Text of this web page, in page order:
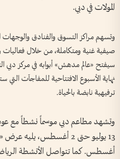
المولات في دبي.
وتسهم مراكز التسوق والفنادق والوجهات
صيفية غنية ومتكاملة، من خلال فعاليات
سيفتح «عالم مدهش» أبوابه في مركز دبي
نهاية الأسبوع الافتتاحية للمفاجآت
ترفيهية نابضة بالحياة.
وتشهد مطاعم دبي موسماً نشطاً مع
أغسطس. كما تتواصل الأنشطة